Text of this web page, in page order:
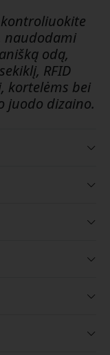
naudodami
odą,
RFID
kortelėms bei
juodo dizaino.